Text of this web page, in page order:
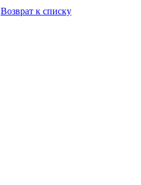
Возврат к списку